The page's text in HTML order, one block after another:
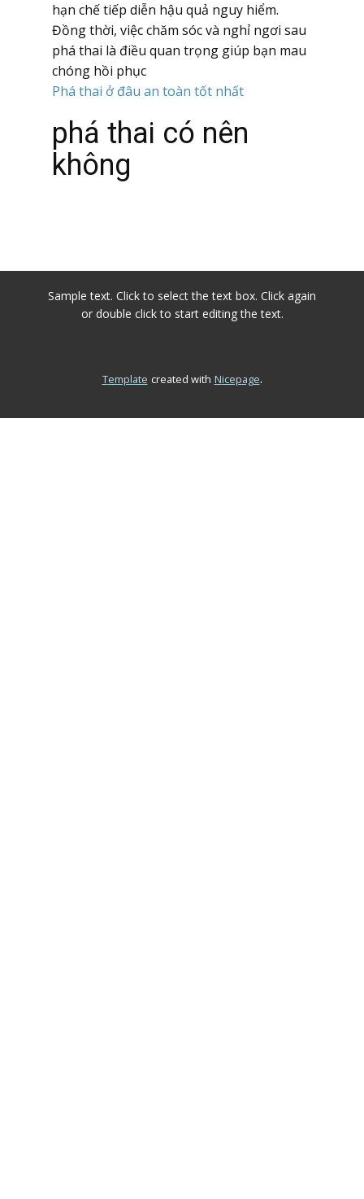
hạn chế tiếp diễn hậu quả nguy hiểm.
Đồng thời, việc chăm sóc và nghỉ ngơi sau
phá thai là điều quan trọng giúp bạn mau
chóng hồi phục
Phá thai ở đâu an toàn tốt nhất
phá thai có nên
không
Sample text. Click to select the text box. Click again
or double click to start editing the text.
Template created with Nicepage.